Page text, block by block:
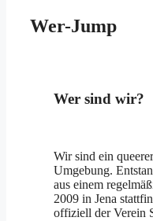
Wer-Jump
Wer sind wir?
Wir sind ein
Umgebung.
aus einem
2009 in Jena
offiziell der Verein